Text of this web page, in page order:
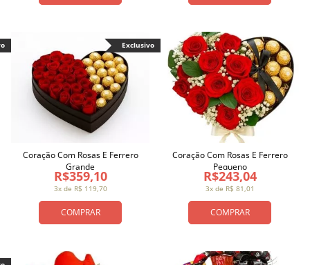
COMPRAR
3x de R$ 119,70
R$359,10
Coração Com Rosas E Ferrero
Grande
Exclusivo
COMPRAR
3x de R$ 81,01
R$243,04
Coração Com Rosas E Ferrero
Pequeno